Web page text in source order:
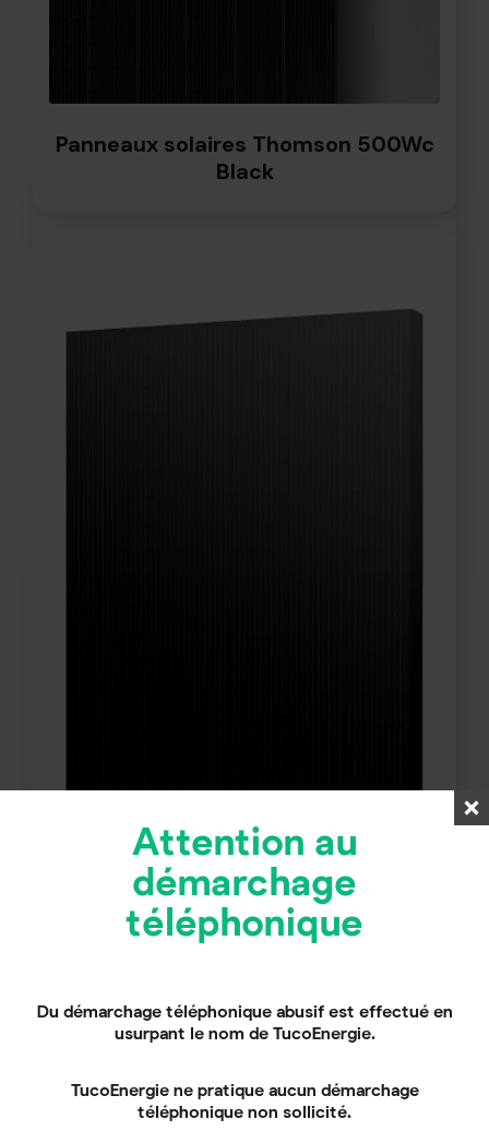
Panneaux solaires Thomson 500Wc
Black
Panneaux solaires Thaleos 500Wc
Black
Attention au
démarchage
téléphonique
Du démarchage téléphonique abusif est effectué en
usurpant le nom de TucoEnergie.
TucoEnergie ne pratique aucun démarchage
téléphonique non sollicité.